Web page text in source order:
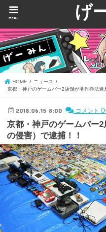
げ
menu
HOME
ニュース
京都・神戸のゲームバー2店舗が著作権法違
2018.06.15 8:00 コメント 0
京都・神戸のゲームバー
の侵害）で逮捕！！